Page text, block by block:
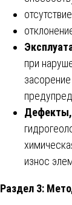
при
Дефекты,
износ
Раздел 3: